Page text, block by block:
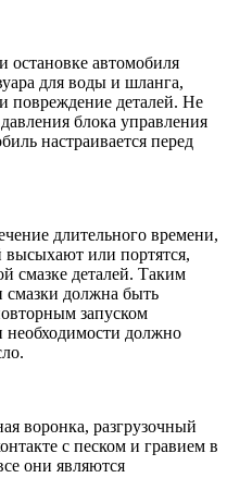
остановке автомобиля
для воды и шланга,
повреждение деталей. Не
блока управления
настраивается перед
длительного времени,
высыхают или портятся,
смазке деталей. Таким
смазки должна быть
запуском
необходимости должно
воронка, разгрузочный
с песком и гравием в
они являются